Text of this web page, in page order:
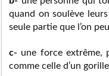
quand on soulève
seule partie que l’on
c- une force extrême,
comme celle d’un